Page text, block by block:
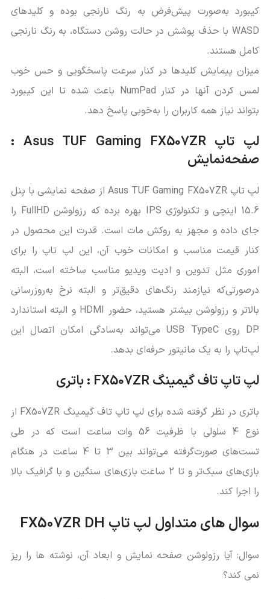
کیبورد به‌صورت پیش‌فرض به رنگ نارنجی بوده و کلیدهای
WASD با حذف پوشش در حالت روشن دستگاه، به رنگ نارنجی
کامل هستند.
میزان پیمایش کلیدها در کنار سرعت پاسخگویی و حس خوب
لمس کردن آنها در کنار NumPad باعث شده تا این کیبورد
بتواند نیاز همه کاربران را به‌خوبی پاسخ دهد.
لپ تاپ Asus TUF Gaming FX507ZR :
صفحه‌نمایش
لپ تاپ Asus TUF Gaming FX507ZR از صفحه نمایشی با پنل
15.6 اینچی و تکنولوژی IPS بهره برده که رزولوشن FullHD را
جای ‌داده و مجهز به روکش مات است. قدرت این محصول در
کنار قیمت مناسب و امکانات خوب آن، این لپ تاپ را برای
اموری مثل تدوین و ادیت ویدیو مناسب ساخته است، البته
درصورتی‌که نیازمند رنگ‌های دقیق‌تر و البته نرخ به‌روزرسانی
بالاتر و رزولوشن بیشتر هستید، حضور HDMI و البته استاندارد
DP روی USB TypeC می‌تواند به‌سادگی امکان اتصال این
لپ‌تاپ را به یک مانیتور حرفه‌ای بدهد.
لپ تاپ تاف گیمینگ FX507ZR : باتری
باتری در نظر گرفته شده برای لپ‌ تاپ تاف گیمینگ FX507ZR از
نوع 4 سلولی با ظرفیت 56 وات ساعت است که در طی
تست‌های صورت‌گرفته می‌تواند بین 3 تا 4 ساعت در هنگام
بازی‌های سبک‌تر و تا 2 ساعت بازی‌های سنگین و با گرافیک بالا
را اجرا کند.
سوال های متداول لپ تاپ FX507ZR DH
سوال: آیا رزولوشن صفحه نمایش و ابعاد آن، نوشته ها را ریز
نمی کند؟